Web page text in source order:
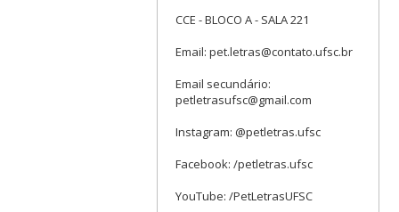
CCE - BLOCO A - SALA 221
Email: pet.letras@contato.ufsc.br
Email secundário:
petletrasufsc@gmail.com
Instagram: @petletras.ufsc
Facebook: /petletras.ufsc
YouTube: /PetLetrasUFSC